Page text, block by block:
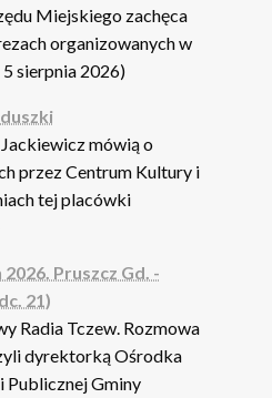
Miejskiego zachęca
organizowanych w
sierpnia 2026)
mówią o
przez Centrum Kultury i
tej placówki
Pruszcz Gd. -
21)
Radia Tczew. Rozmowa
dyrektorką Ośrodka
Publicznej Gminy